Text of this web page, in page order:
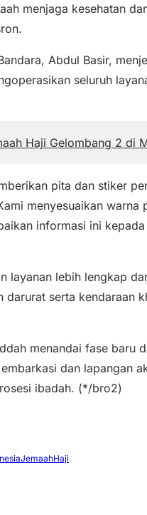
menjaga kesehatan
Abdul Basir,
seluruh
Haji Gelombang 2 di
pita dan stiker
menyesuaikan warna
informasi ini kepada
layanan lebih lengkap
serta kendaraan
menandai fase baru
dan lapangan
ibadah. (*/bro2)
JemaahHaji